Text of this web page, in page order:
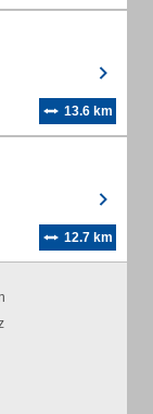
13.6 km
12.7 km